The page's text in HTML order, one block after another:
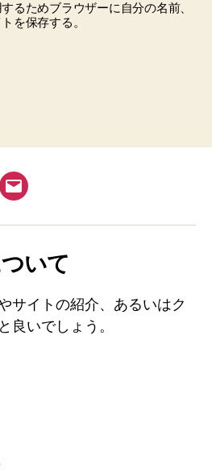
るためブラウザーに自分の名前、
を保存する。
いて
サイトの紹介、あるいはク
良いでしょう。